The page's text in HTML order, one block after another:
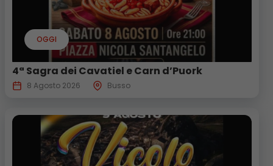
OGGI
4ª Sagra dei Cavatiel e Carn d’Puork
8 Agosto 2026 Busso